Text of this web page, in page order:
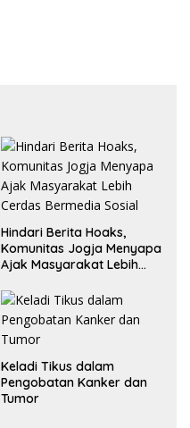
Hindari Berita Hoaks,
Komunitas Jogja Menyapa
Ajak Masyarakat Lebih
Keladi Tikus dalam
Pengobatan Kanker dan
Tumor